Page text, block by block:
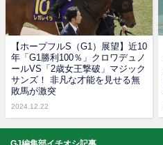
【ホープフルS（G1）展望】近10
年「G1勝利100％」クロワデュノ
ールVS「2歳女王撃破」マジック
サンズ！ 非凡な才能を見せる無
敗馬が激突
2024.12.22